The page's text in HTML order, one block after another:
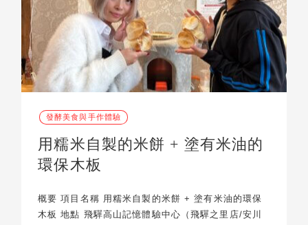
發酵美食與手作體驗
用糯米自製的米餅 + 塗有米油的
環保木板
概要 項目名稱 用糯米自製的米餅 + 塗有米油的環保
木板 地點 飛驒高山記憶體驗中心（飛驒之里店/安川